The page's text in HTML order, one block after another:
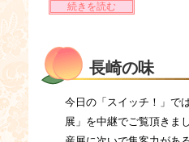
続きを読む
長崎の味
今日の「スイッチ！」で
展」を中継でご覧頂きま